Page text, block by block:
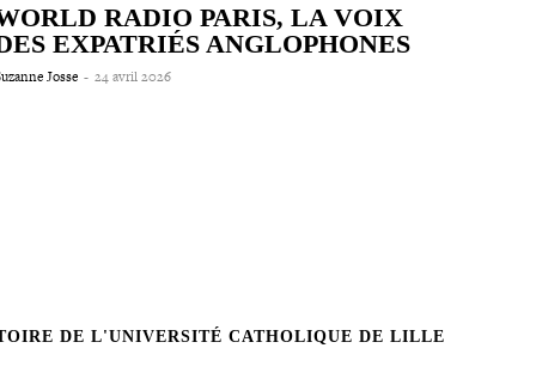
RADIO PARIS, LA VOIX
EXPATRIÉS ANGLOPHONES
Josse - 24 avril 2026
DE L'UNIVERSITÉ CATHOLIQUE DE LILLE